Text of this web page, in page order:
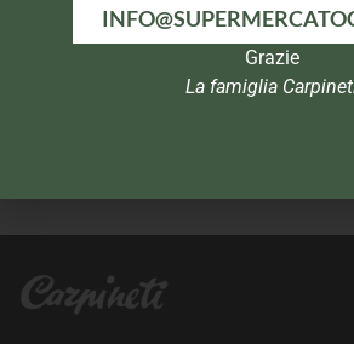
Grazie
La famiglia